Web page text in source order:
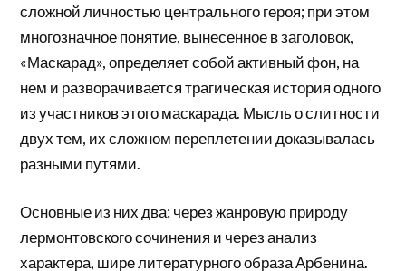
сложной личностью центрального героя; при этом
многозначное понятие, вынесенное в заголовок,
«Маскарад», определяет собой активный фон, на
нем и разворачивается трагическая история одного
из участников этого маскарада. Мысль о слитности
двух тем, их сложном переплетении доказывалась
разными путями.
Основные из них два: через жанровую природу
лермонтовского сочинения и через анализ
характера, шире литературного образа Арбенина.